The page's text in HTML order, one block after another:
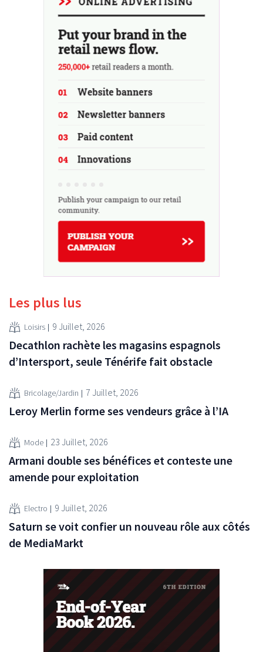
Les plus lus
Loisirs 9 Juillet, 2026
Decathlon rachète les magasins espagnols
d’Intersport, seule Ténérife fait obstacle
Bricolage/Jardin 7 Juillet, 2026
Leroy Merlin forme ses vendeurs grâce à l’IA
Mode 23 Juillet, 2026
Armani double ses bénéfices et conteste une
amende pour exploitation
Electro 9 Juillet, 2026
Saturn se voit confier un nouveau rôle aux côtés
de MediaMarkt